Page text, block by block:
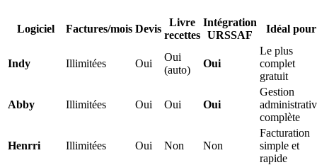
Logiciel Factures/mois Devis
Livre
recettes
Intégration
URSSAF
Idéal pour
Indy Illimitées Oui
Oui
(auto)
Oui
Le plus
complet
gratuit
Abby Illimitées Oui Oui Oui
Gestion
complète
Henrri Illimitées Oui Non Non
Facturation
simple et
rapide